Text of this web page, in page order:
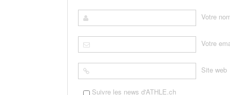
Votre
Votre
Site web
Suivre les news d'ATHLE.ch